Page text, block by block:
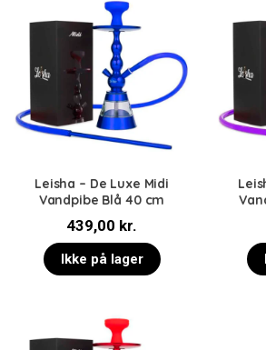
Leisha – De Luxe Midi
Vandpibe Blå 40 cm
439,00 kr.
Ikke på lager